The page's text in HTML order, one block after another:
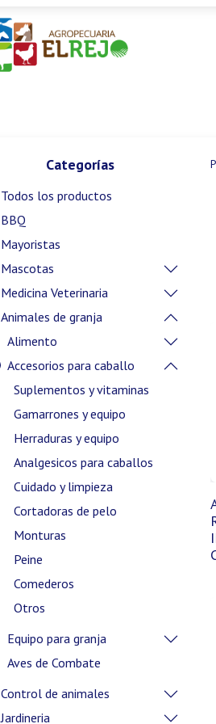
Categorías
Todos los productos
BBQ
Mayoristas
Mascotas
Medicina Veterinaria
Animales de granja
Alimento
Accesorios para caballo
Suplementos y vitaminas
Gamarrones y equipo
Herraduras y equipo
Analgesicos para caballos
Cuidado y limpieza
Cortadoras de pelo
Monturas
Peine
Comederos
Otros
Equipo para granja
Aves de Combate
Control de animales
Jardineria